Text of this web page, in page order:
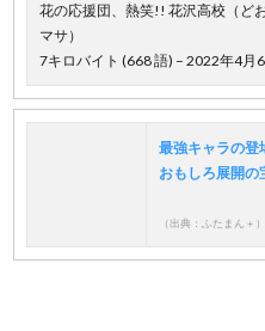
花の応援団、熱笑!! 花沢高校（ど
マサ）
7キロバイト (668 語) – 2022年4月
最強キャラの登
おもしろ展開の
（出典：ふたまん＋）